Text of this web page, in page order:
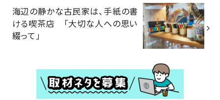
海辺の静かな古民家は、手紙の書
ける喫茶店 「大切な人への思い
綴って」